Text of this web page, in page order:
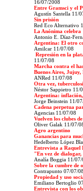
16/07/2008
Entre Gramsci y el
Agustín Santella 11/
Sin prisión
Red Eco Alternativo
La Anónima celebra
Antonio E. Díaz-
Argentina: El otro
Amilcar 11/07/08
Represión en la
11/07/08
Marcha contra el
Buenos Aires,
ANRed 11/07/08
Otra vez,
Néstor Sappietro 11/
Argentina:
Jorge Beinstein 11/
Cadena perpetua
Agencias 11/07/08
Vuelven los clubes
Oliver Galak 11/07/
Agro argentino
Ganancias para
Hedelberto López
Entrevista a Raquel
"En vez de
Analía Boggia 11/07/
Sobre la cumbre de
Contrapunto 07/07/08
Propiedad y uso
Emiliano Bertoglio
Entrevista con los